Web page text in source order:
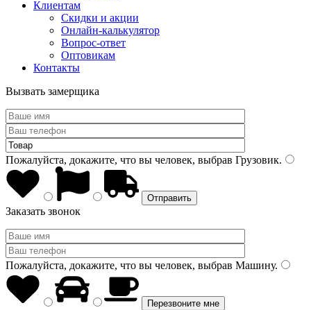
Клиентам
Скидки и акции
Онлайн-калькулятор
Вопрос-ответ
Оптовикам
Контакты
Вызвать замерщика
Пожалуйста, докажите, что вы человек, выбрав Грузовик.
Заказать звонок
Пожалуйста, докажите, что вы человек, выбрав Машину.